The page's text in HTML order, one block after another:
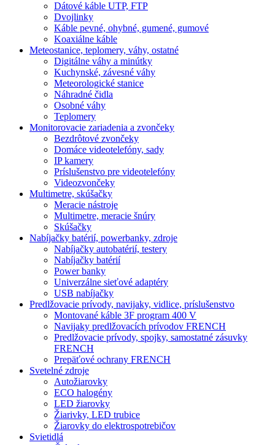
Dátové káble UTP, FTP
Dvojlinky
Káble pevné, ohybné, gumené, gumové
Koaxiálne káble
Meteostanice, teplomery, váhy, ostatné
Digitálne váhy a minútky
Kuchynské, závesné váhy
Meteorologické stanice
Náhradné čidla
Osobné váhy
Teplomery
Monitorovacie zariadenia a zvončeky
Bezdrôtové zvončeky
Domáce videotelefóny, sady
IP kamery
Príslušenstvo pre videotelefóny
Videozvončeky
Multimetre, skúšačky
Meracie nástroje
Multimetre, meracie šnúry
Skúšačky
Nabíjačky batérií, powerbanky, zdroje
Nabíjačky autobatérií, testery
Nabíjačky batérií
Power banky
Univerzálne sieťové adaptéry
USB nabíjačky
Predlžovacie prívody, navijaky, vidlice, príslušenstvo
Montované káble 3F program 400 V
Navijaky predlžovacích prívodov FRENCH
Predlžovacie prívody, spojky, samostatné zásuvky
FRENCH
Prepäťové ochrany FRENCH
Svetelné zdroje
Autožiarovky
ECO halogény
LED žiarovky
Žiarivky, LED trubice
Žiarovky do elektrospotrebičov
Svietidlá